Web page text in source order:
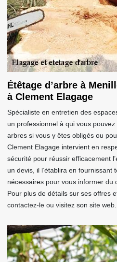
Étêtage d’arbre à
à Clement Elagage
Spécialiste en entretien des
un professionnel à qui vous pouvez
arbres si vous y êtes obligés ou
Clement Elagage intervient en
sécurité pour réussir efficacement
un devis, il l’établira en fournissant
nécessaires pour vous informer du
Pour plus de détails sur ses offres
contactez-le ou visitez son site web.